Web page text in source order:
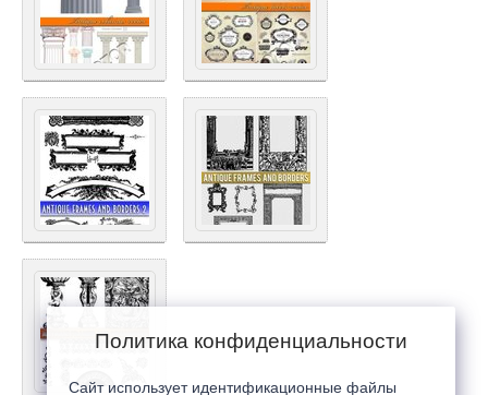
Политика конфиденциальности
Сайт использует идентификационные файлы